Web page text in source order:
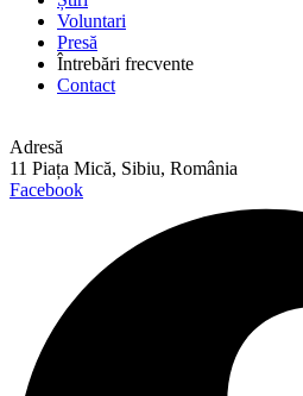
Voluntari
Presă
Întrebări frecvente
Contact
Adresă
11 Piața Mică, Sibiu, România
Facebook